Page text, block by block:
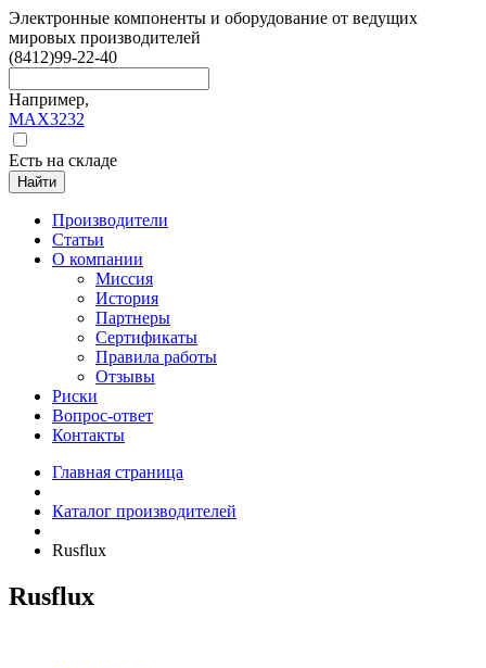
Электронные компоненты и оборудование от ведущих
мировых производителей
(8412)99-22-40
Например,
MAX3232
Есть на складе
Найти
Производители
Статьи
О компании
Миссия
История
Партнеры
Сертификаты
Правила работы
Отзывы
Риски
Вопрос-ответ
Контакты
Главная страница
Каталог производителей
Rusflux
Rusflux